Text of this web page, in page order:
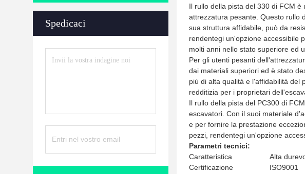
Spedicaci
Il rullo della pista del 330 di FCM
attrezzatura pesante. Questo rullo
sua struttura affidabile, può da
rendentegi un'opzione accessibile
molti anni nello stato superiore ed
Per gli utenti pesanti
dai materiali superiori ed è stato
più di alta qualità e l'affidabilità del
redditizia per i proprietari
Il rullo della pista del PC300 di
escavatori. Con il suoi materiale
e per fornire la prestazione
pezzi, rendentegi un'opzione
Parametri tecnici:
Caratteristica
Alta
Certificazione
ISO9001